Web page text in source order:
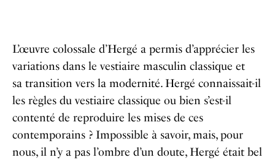
L’œuvre colossale d’Hergé a permis d’apprécier les
variations dans le vestiaire masculin classique et
sa transition vers la modernité. Hergé connaissait-il
les règles du vestiaire classique ou bien s’est-il
contenté de reproduire les mises de ces
contemporains ? Impossible à savoir, mais, pour
nous, il n’y a pas l’ombre d’un doute, Hergé était bel